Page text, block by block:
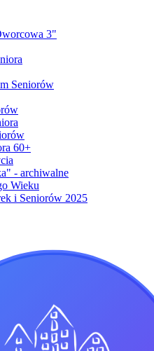
3"
Seniorów
60+
- archiwalne
Wieku
i Seniorów 2025